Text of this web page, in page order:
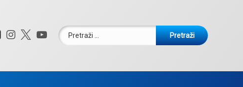
Facebook
Instagram
X.com
YouTube
Pretraži: